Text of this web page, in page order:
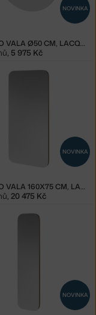
NOVINKA
ZRCADLO VALA Ø50 CM, LACQUERED OAK
, 5 975 Kč
NOVINKA
ZRCADLO VALA 160X75 CM, LACQUERED OAK
, 20 475 Kč
NOVINKA